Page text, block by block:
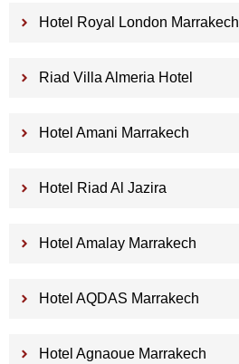
Hotel Royal London Marrakech
Riad Villa Almeria Hotel
Hotel Amani Marrakech
Hotel Riad Al Jazira
Hotel Amalay Marrakech
Hotel AQDAS Marrakech
Hotel Agnaoue Marrakech